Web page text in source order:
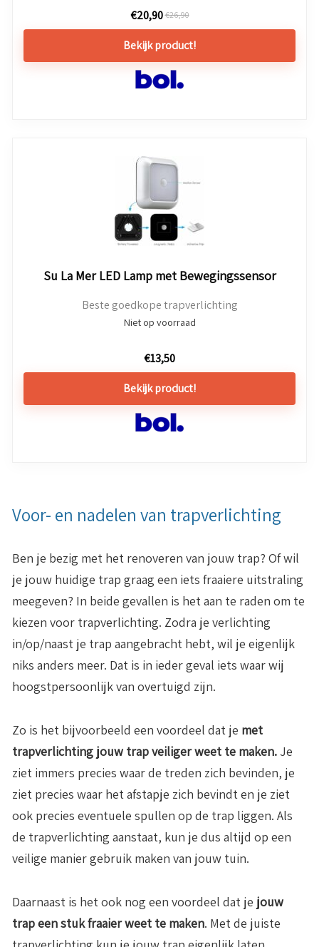
€20,90€26,90
Bekijk product!
Su La Mer LED Lamp met Bewegingssensor
Beste goedkope trapverlichting
Niet op voorraad
€13,50
Bekijk product!
Voor- en nadelen van trapverlichting
Ben je bezig met het renoveren van jouw trap? Of wil
je jouw huidige trap graag een iets fraaiere uitstraling
meegeven? In beide gevallen is het aan te raden om te
kiezen voor trapverlichting. Zodra je verlichting
in/op/naast je trap aangebracht hebt, wil je eigenlijk
niks anders meer. Dat is in ieder geval iets waar wij
hoogstpersoonlijk van overtuigd zijn.
Zo is het bijvoorbeeld een voordeel dat je met
trapverlichting jouw trap veiliger weet te maken. Je
ziet immers precies waar de treden zich bevinden, je
ziet precies waar het afstapje zich bevindt en je ziet
ook precies eventuele spullen op de trap liggen. Als
de trapverlichting aanstaat, kun je dus altijd op een
veilige manier gebruik maken van jouw tuin.
Daarnaast is het ook nog een voordeel dat je jouw
trap een stuk fraaier weet te maken. Met de juiste